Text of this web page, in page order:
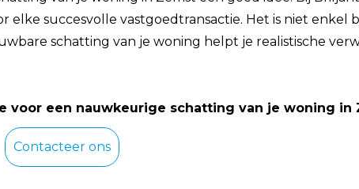
succesvolle vastgoedtransactie. Het is niet enkel
schatting van je woning helpt je realistische
voor een nauwkeurige schatting van je woning in
Contacteer ons